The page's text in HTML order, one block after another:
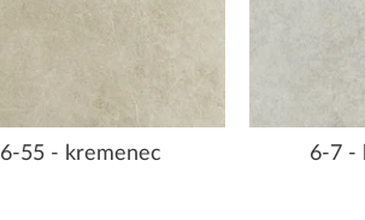
6-55 - kremenec 6-7 -